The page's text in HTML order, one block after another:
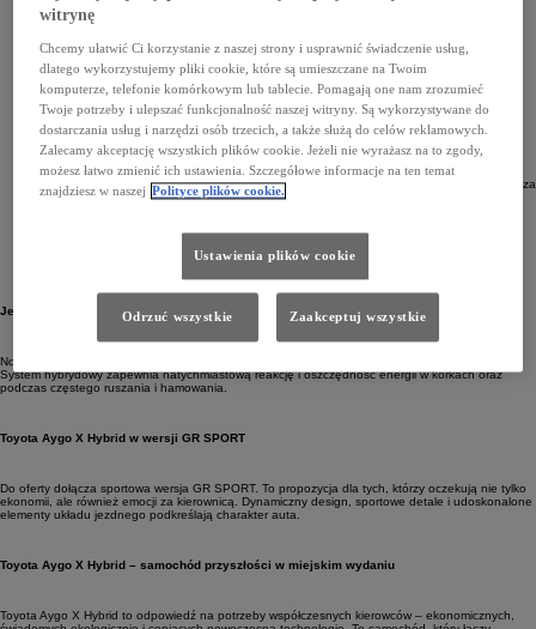
Przełomowa technologia Toyoty– sprawdzony system hybrydowy dostosowany do
miejskich warunków zapewnia płynną jazdę i inteligentne zarządzanie energią.
Wyjątkowa oszczędność paliwa– niskie zużycie sprawia, że każdy przejechany
Zwiększona wydajność napędu– jeszcze więcej mocy i lepsza reakcja na gaz
gwarantują dynamiczną, a jednocześnie komfortową jazdę zarówno w mieście, jak i poza
nim.
Rekordowo niska emisja CO₂
– ekologiczne rozwiązania czynią Aygo X Hybrid
idealnym wyborem dla osób dbających o środowisko.
Jeszcze więcej mocy i lepsza dynamika
Nowa Toyota Aygo X Hybrid oferuje wyraźnie lepsze przyspieszenie oraz płynniejszą jazdę.
System hybrydowy zapewnia natychmiastową reakcję i oszczędność energii w korkach oraz
podczas częstego ruszania i hamowania.
Toyota Aygo X Hybrid w wersji GR SPORT
Do oferty dołącza sportowa wersja GR SPORT. To propozycja dla tych, którzy oczekują nie tylko
ekonomii, ale również emocji za kierownicą. Dynamiczny design, sportowe detale i udoskonalone
elementy układu jezdnego podkreślają charakter auta.
Toyota Aygo X Hybrid – samochód przyszłości w miejskim wydaniu
Toyota Aygo X Hybrid to odpowiedź na potrzeby współczesnych kierowców – ekonomicznych,
witrynę
Chcemy ułatwić Ci korzystanie z naszej strony i usprawnić świadczenie usług,
dlatego wykorzystujemy pliki cookie, które są umieszczane na Twoim
komputerze, telefonie komórkowym lub tablecie. Pomagają one nam zrozumieć
Twoje potrzeby i ulepszać funkcjonalność naszej witryny. Są wykorzystywane do
dostarczania usług i narzędzi osób trzecich, a także służą do celów reklamowych.
Zalecamy akceptację wszystkich plików cookie. Jeżeli nie wyrażasz na to zgody,
możesz łatwo zmienić ich ustawienia. Szczegółowe informacje na ten temat
znajdziesz w naszej Polityce plików cookie.
Ustawienia plików cookie
Odrzuć wszystkie Zaakceptuj wszystkie